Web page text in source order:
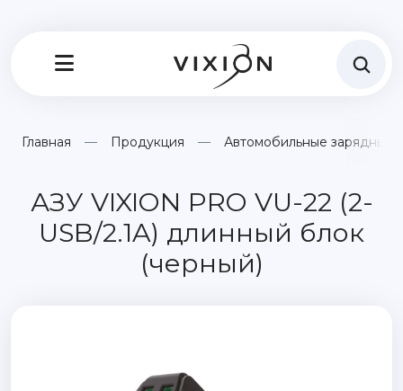
Главная Продукция Автомобильные зарядные
АЗУ VIXION PRO VU-22 (2-
USB/2.1A) длинный блок
(черный)